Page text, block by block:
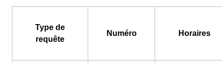
Type de
requête
Numéro Horaires